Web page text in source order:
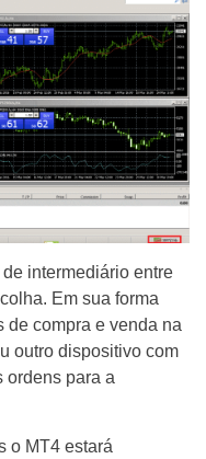
intermediário entre
Em sua forma
de compra e venda na
outro dispositivo com
ordens para a
o MT4 estará